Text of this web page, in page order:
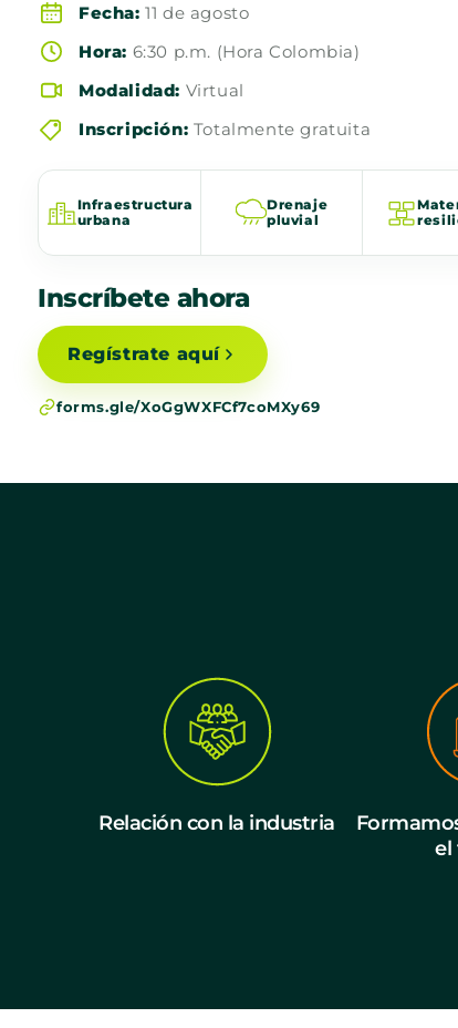
Fecha: 11 de agosto
Hora: 6:30 p.m. (Hora Colombia)
Modalidad: Virtual
Inscripción: Totalmente gratuita
Infraestructura
urbana
Drenaje
pluvial
Inscríbete ahora
Regístrate aquí
forms.gle/XoGgWXFCf7coMXy69
Relación con la industria
el